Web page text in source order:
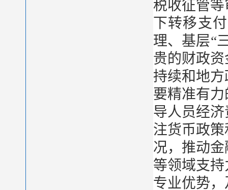
税收征管
下转移支
理、基层“
贵的财政
持续和地
要精准有
导人员经
注货币政
况，推动
等领域支
专业优势